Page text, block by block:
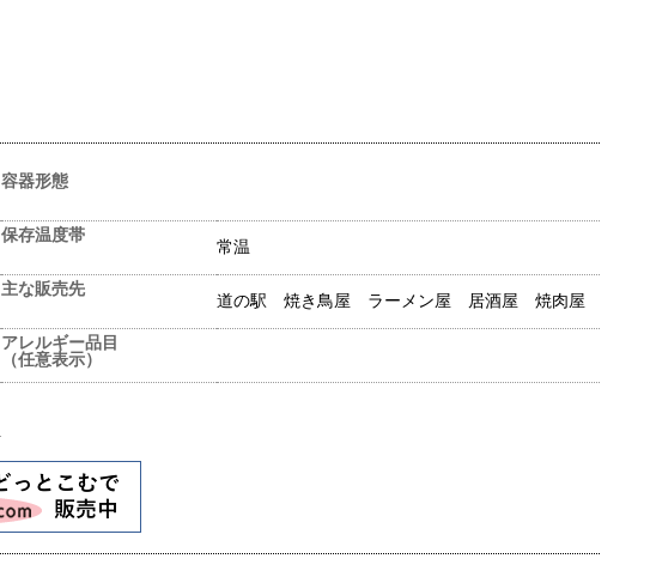
容器形態
保存温度帯
常温
主な販売先
道の駅 焼き鳥屋 ラーメン屋 居酒屋 焼肉屋
アレルギー品目
（任意表示）